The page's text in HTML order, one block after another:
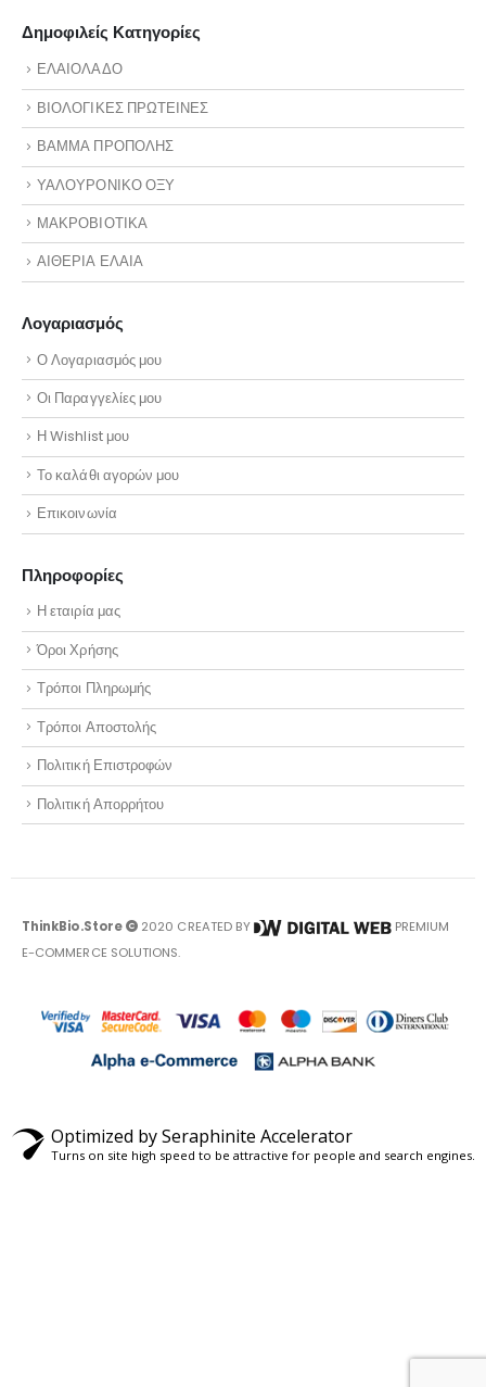
Δημοφιλείς Κατηγορίες
ΕΛΑΙΟΛΑΔΟ
ΒΙΟΛΟΓΙΚΕΣ ΠΡΩΤΕΙΝΕΣ
ΒΑΜΜΑ ΠΡΟΠΟΛΗΣ
ΥΑΛΟΥΡΟΝΙΚΟ ΟΞΥ
ΜΑΚΡΟΒΙΟΤΙΚΑ
ΑΙΘΕΡΙΑ ΕΛΑΙΑ
Λογαριασμός
Ο Λογαριασμός μου
Οι Παραγγελίες μου
Η Wishlist μου
Το καλάθι αγορών μου
Επικοινωνία
Πληροφορίες
Η εταιρία μας
Όροι Χρήσης
Τρόποι Πληρωμής
Τρόποι Αποστολής
Πολιτική Επιστροφών
Πολιτική Απορρήτου
ThinkBio.Store 2020 CREATED BY
PREMIUM
E-COMMERCE SOLUTIONS.
Optimized by Seraphinite Accelerator
Turns on site high speed to be attractive for people and search engines.